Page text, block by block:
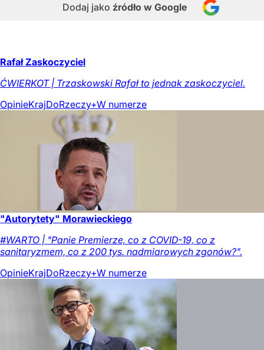
Dodaj jako źródło w Google
Rafał Zaskoczyciel
ĆWIERKOT | Trzaskowski Rafał to jednak zaskoczyciel.
OpinieKrajDoRzeczy+W numerze
"Autorytety" Morawieckiego
#WARTO | "Panie Premierze, co z COVID-19, co z
sanitaryzmem, co z 200 tys. nadmiarowych zgonów?".
OpinieKrajDoRzeczy+W numerze